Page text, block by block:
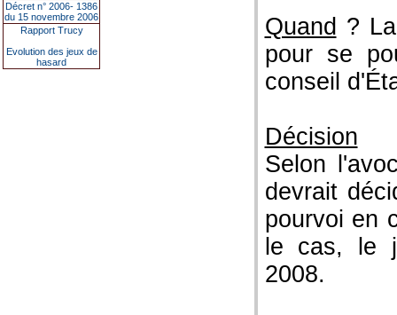
Décret n° 2006- 1386
du 15 novembre 2006
Rapport Trucy
Evolution des jeux de
hasard
Quand ?
pour se
conseil
Décision
Selon
devrait
pourvoi en
le cas, le
2008.